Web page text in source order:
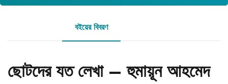
বইয়ের বিবরণ
ছোটদের যত লেখা – হুমায়ূন আহমেদ